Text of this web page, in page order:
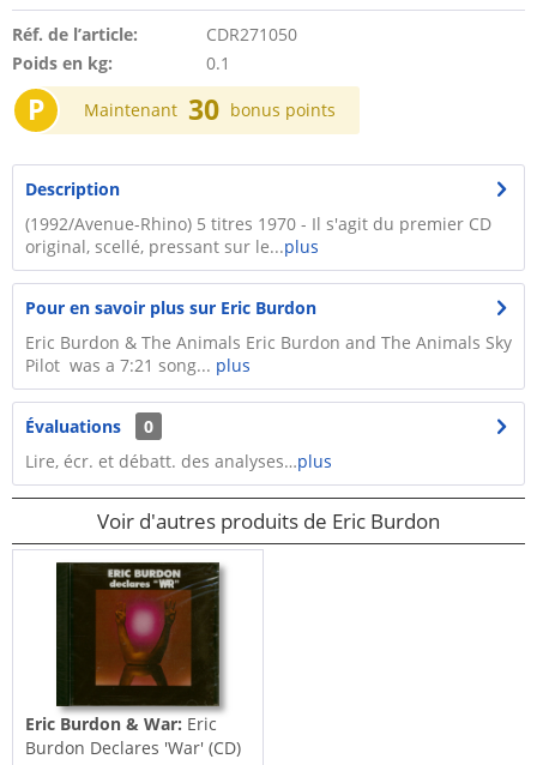
Réf. de l’article:
CDR271050
Poids en kg:
0.1
P Maintenant 30 bonus points
Description
(1992/Avenue-Rhino) 5 titres 1970 - Il s'agit du premier CD
original, scellé, pressant sur le...plus
Pour en savoir plus sur Eric Burdon
Eric Burdon & The Animals Eric Burdon and The Animals Sky
Pilot was a 7:21 song... plus
Évaluations
0
Lire, écr. et débatt. des analyses…plus
Voir d'autres produits de Eric Burdon
Eric Burdon & War: Eric
Burdon Declares 'War' (CD)